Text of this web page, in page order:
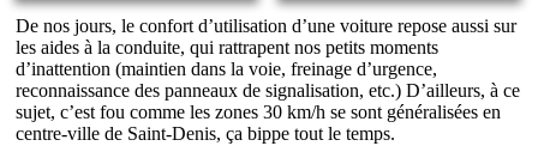
De nos jours, le confort d’utilisation d’une voiture repose aussi sur
les aides à la conduite, qui rattrapent nos petits moments
d’inattention (maintien dans la voie, freinage d’urgence,
reconnaissance des panneaux de signalisation, etc.) D’ailleurs, à ce
sujet, c’est fou comme les zones 30 km/h se sont généralisées en
centre-ville de Saint-Denis, ça bippe tout le temps.